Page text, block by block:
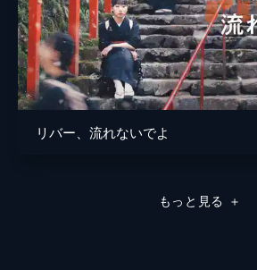
リバー、流れないでよ
もっと見る ＋